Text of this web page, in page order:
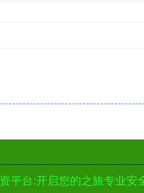
平台:开启您的之旅专业安